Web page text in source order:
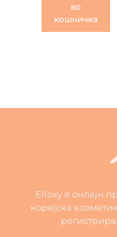
во
кошничка
Elloxy е онлајн
корејска